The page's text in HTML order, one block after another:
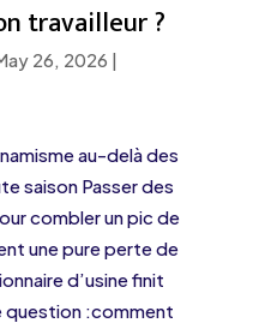
travailleur ?
26, 2026 |
au-delà des
saison Passer des
combler un pic de
une pure perte de
d’usine finit
question :comment